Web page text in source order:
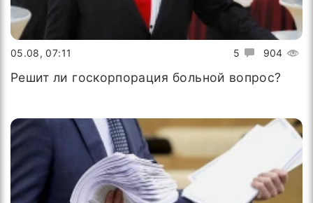
5 904
05.08, 07:11
Решит ли госкорпорация больной вопрос?